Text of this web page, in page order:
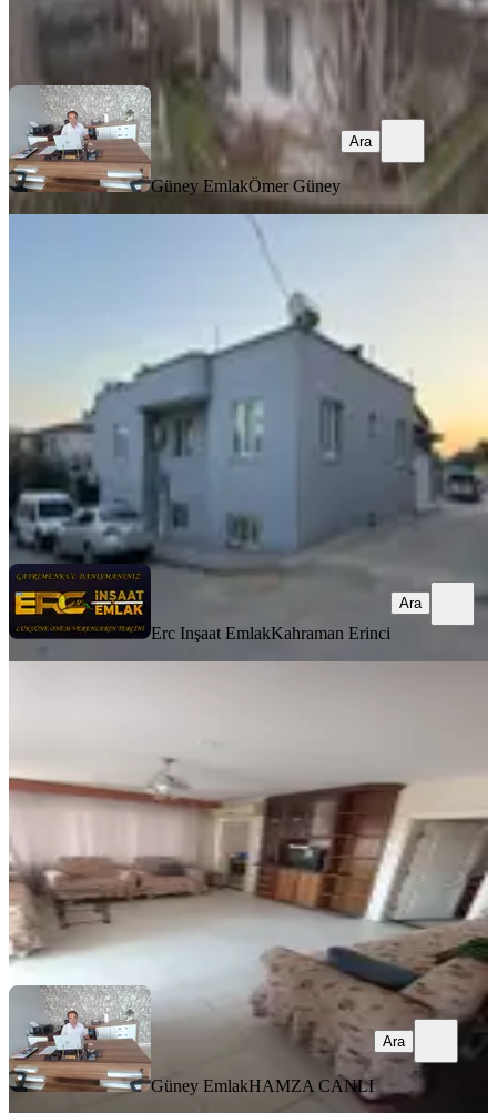
Güney Emlak Ömer Güney
Güney EmlakÖmer Güney
Ara
Dulkadiroğlu, Namık Kemal Mahallesi
·160 m²·10.02.2026
5.750.000 ₺
Erc Inşaat Emlak Kahraman Erinci
Ara
Erc Inşaat EmlakKahraman Erinci
Ara
2+1·
3.100.000 ₺3.200.000 ₺
Güney EmlakHAMZA CANLI
Ara
Güney EmlakHAMZA CANLI
Ara